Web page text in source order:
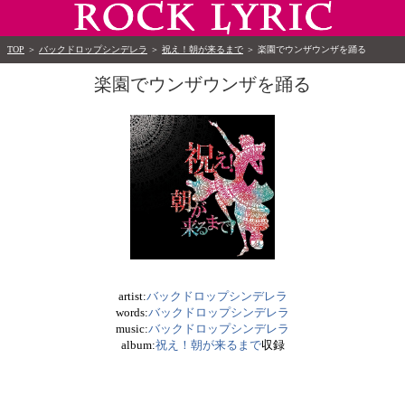
TOP ＞ バックドロップシンデレラ ＞ 祝え！朝が来るまで ＞ 楽園でウンザウンザを踊る
楽園でウンザウンザを踊る
artist:バックドロップシンデレラ
words:バックドロップシンデレラ
music:バックドロップシンデレラ
album:祝え！朝が来るまで収録